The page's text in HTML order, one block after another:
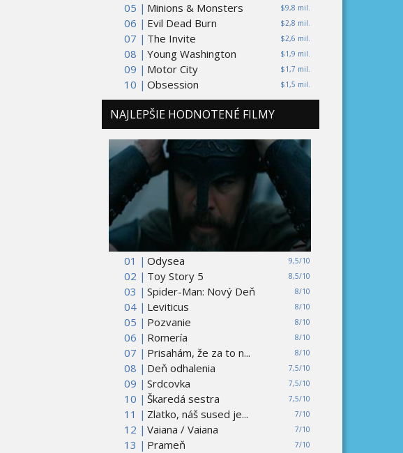
05 |
$9,8 mil.
Minions & Monsters
06 |
$2,8 mil.
Evil Dead Burn
07 |
$2,6 mil.
The Invite
08 |
$1,9 mil.
Young Washington
09 |
$1,7 mil.
Motor City
10 |
$1,5 mil.
Obsession
NAJLEPŠIE HODNOTENÉ FILMY
01 | 9,5/10
Odysea
02 |
8,5/10
Toy Story 5
03 |
8/10
Spider-Man: Nový Deň
04 |
8/10
Leviticus
05 |
8/10
Pozvanie
06 |
8/10
Romería
07 |
8/10
Prisahám, že za to n...
08 |
7,5/10
Deň odhalenia
09 |
7,5/10
Srdcovka
10 |
7,5/10
Škaredá sestra
11 |
7/10
Zlatko, náš sused je...
12 |
7/10
Vaiana / Vaiana
13 |
7/10
Prameň